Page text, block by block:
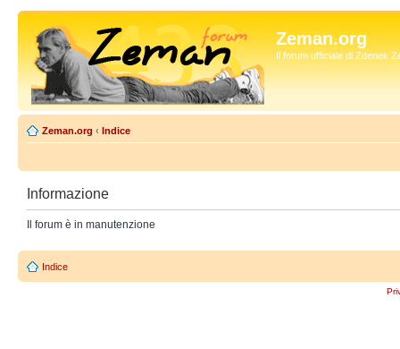
Zeman.org
Il forum ufficiale di Zdenek
Zeman.org ‹ Indice
Informazione
Il forum è in manutenzione
Indice